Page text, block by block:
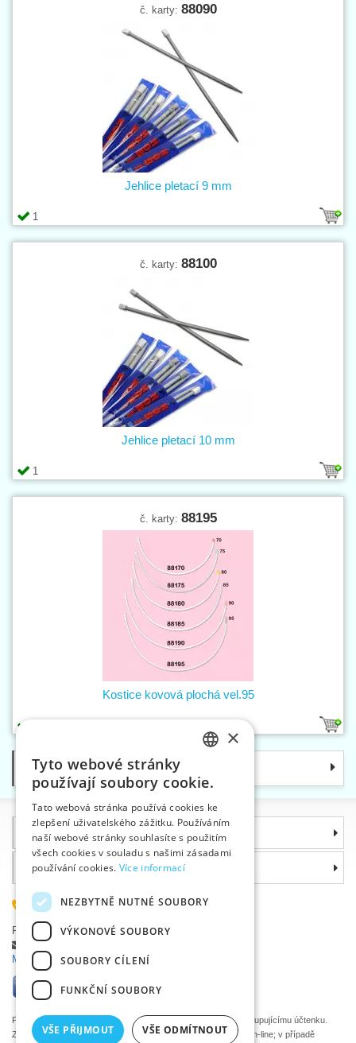
č. karty: 88090
1
Jehlice pletací 9 mm
č. karty: 88100
1
Jehlice pletací 10 mm
č. karty: 88195
Kostice kovová plochá vel.95
Kategorie
Informace
Proč si zvolit právě nás
585 051 217
Plzeňská 868, 783 91 Uničov, Česká republika
Položit dotaz
Máte problémy s přihlášením ?
Podle zákona o evidenci tržeb je prodávající povinen vystavit kupujícímu účtenku.
Zároveň je povinen zaevidovat přijatou tržbu u správce daně on-line; v případě
ENGLISH
GERMAN
×
Tyto webové stránky
používají soubory cookie.
Tato webová stránka používá cookies ke
zlepšení uživatelského zážitku. Používáním
naší webové stránky souhlasíte s použitím
všech cookies v souladu s našimi zásadami
používání cookies. Více informací
NEZBYTNĚ NUTNÉ SOUBORY
VÝKONOVÉ SOUBORY
SOUBORY CÍLENÍ
FUNKČNÍ SOUBORY
VŠE PŘIJMOUT VŠE ODMÍTNOUT